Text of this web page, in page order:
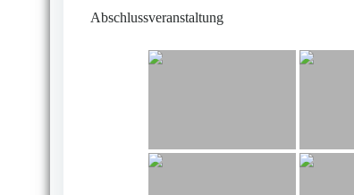
Abschlussveranstaltung